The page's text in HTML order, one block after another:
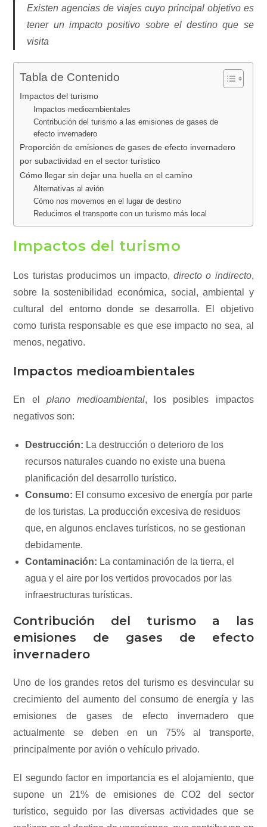
Existen agencias de viajes cuyo principal objetivo es
tener un impacto positivo sobre el destino que se
visita
Tabla de Contenido
Impactos del turismo
Impactos medioambientales
Contribución del turismo a las emisiones de gases de
efecto invernadero
Proporción de emisiones de gases de efecto invernadero
por subactividad en el sector turístico
Cómo llegar sin dejar una huella en el camino
Alternativas al avión
Cómo nos movemos en el lugar de destino
Reducimos el transporte con un turismo más local
Impactos del turismo
Los turistas producimos un impacto,directo o indirecto,
sobre la sostenibilidad económica, social, ambiental y
cultural del entorno donde se desarrolla. El objetivo
como turista responsable es que ese impacto no sea, al
menos, negativo.
Impactos medioambientales
En el plano medioambiental, los posibles impactos
negativos son:
Destrucción: La destrucción o deterioro de los
recursos naturales cuando no existe una buena
planificación del desarrollo turístico.
Consumo: El consumo excesivo de energía por parte
de los turistas. La producción excesiva de residuos
que, en algunos enclaves turísticos, no se gestionan
debidamente.
Contaminación: La contaminación de la tierra, el
agua y el aire por los vertidos provocados por las
infraestructuras turísticas.
Contribución del turismo a las
emisiones de gases de efecto
invernadero
Uno de los grandes retos del turismo es desvincular su
crecimiento del aumento del consumo de energía y las
emisiones de gases de efecto invernadero que
actualmente se deben en un 75% al transporte,
principalmente por avión o vehículo privado.
El segundo factor en importancia es el alojamiento, que
supone un 21% de emisiones de CO2 del sector
turístico, seguido por las diversas actividades que se